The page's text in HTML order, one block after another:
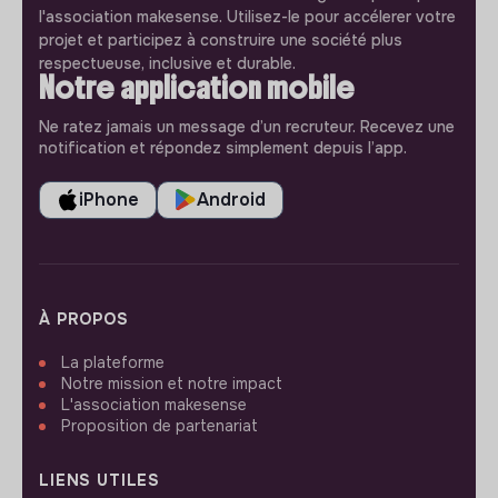
l'association makesense. Utilisez-le pour accélerer votre
projet et participez à construire une société plus
respectueuse, inclusive et durable.
Notre application mobile
Ne ratez jamais un message d’un recruteur. Recevez une
notification et répondez simplement depuis l’app.
iPhone Android
À PROPOS
La plateforme
Notre mission et notre impact
L'association makesense
Proposition de partenariat
LIENS UTILES